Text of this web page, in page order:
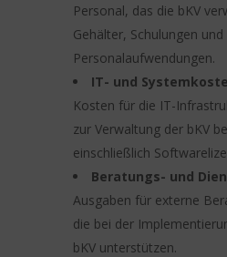
Personal, das die bKV
Gehälter, Schulungen
Personalaufwendungen.
IT- und
Kosten für die IT-
zur Verwaltung der bKV
einschließlich
Beratungs- und
Ausgaben für externe
die bei der
bKV unterstützen.